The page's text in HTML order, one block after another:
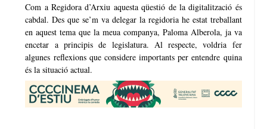
Com a Regidora d’Arxiu aquesta qüestió de la digitalització és
cabdal. Des que se’m va delegar la regidoria he estat treballant
en aquest tema que la meua companya, Paloma Alberola, ja va
encetar a principis de legislatura. Al respecte, voldria fer
algunes reflexions que considere importants per entendre quina
és la situació actual.